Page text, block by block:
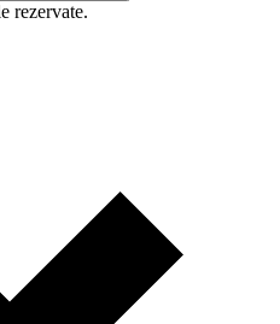
rezervate.